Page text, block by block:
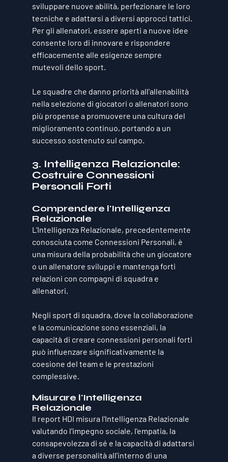
sviluppare nuove abilità, perfezionare le loro
tecniche e adattarsi a diversi approcci tattici.
Per gli allenatori, essere aperti a nuove idee
consente loro di innovare e rispondere
efficacemente alle esigenze sempre
mutevoli dello sport.
Le squadre che danno priorità all'allenabilità
nella selezione di giocatori o allenatori sono
più propense a promuovere una cultura del
miglioramento continuo, portando a un
successo sostenuto sul campo.
3. Intelligenza Relazionale:
Costruire Connessioni
Personali Forti
Comprendere l'Intelligenza
Relazionale
L'Intelligenza Relazionale, precedentemente
conosciuta come Connessioni Personali, è
una misura della probabilità che un giocatore
o un allenatore sviluppi e mantenga forti
relazioni con compagni di squadra e
allenatori.
Negli sport di squadra, dove la collaborazione
e la comunicazione sono essenziali, la
capacità di creare connessioni personali forti
può influenzare significativamente la
coesione del team e le prestazioni
complessive.
Misurare l'Intelligenza
Relazionale
Il report HDI misura l'Intelligenza Relazionale
valutando l'impegno sociale, l'empatia, la
consapevolezza di sé e la capacità di adattarsi
a diverse personalità all'interno di una